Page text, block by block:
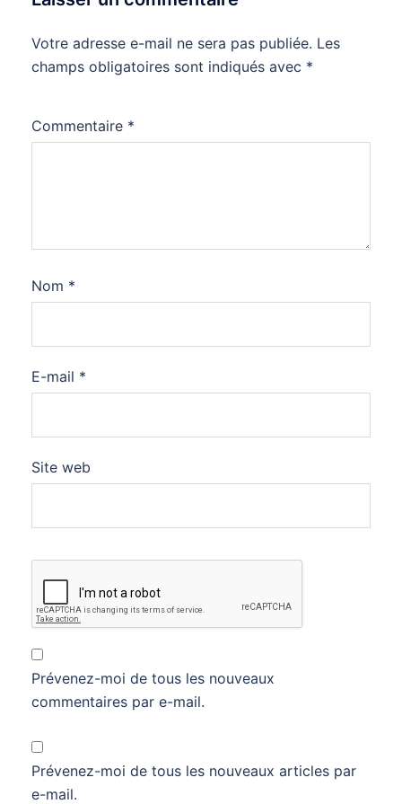
Votre adresse e-mail ne sera pas publiée. Les
champs obligatoires sont indiqués avec *
Commentaire *
Nom *
E-mail *
Site web
Prévenez-moi de tous les nouveaux
commentaires par e-mail.
Prévenez-moi de tous les nouveaux articles par
e-mail.